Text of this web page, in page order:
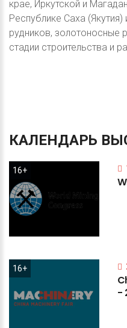
крае, Иркутской и
Республике Саха
рудников, золотоносные
стадии строительства и
КАЛЕНДАРЬ
16+
16+
-